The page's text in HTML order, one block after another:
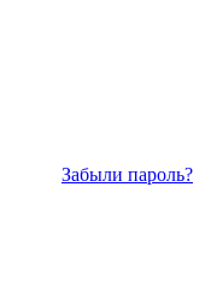
Забыли пароль?